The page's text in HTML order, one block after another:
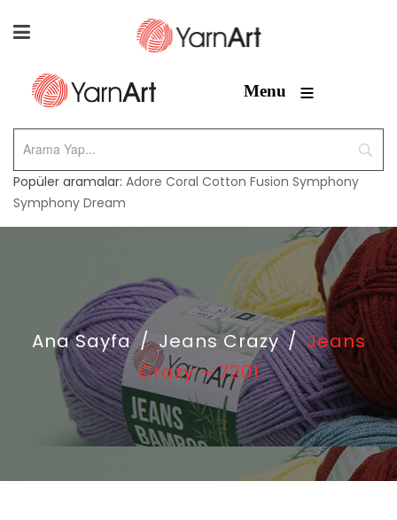
Menu ≡
Popüler aramalar: Adore Coral Cotton Fusion Symphony
Symphony Dream
Ana Sayfa / Jeans Crazy / Jeans
Crazy – 7201